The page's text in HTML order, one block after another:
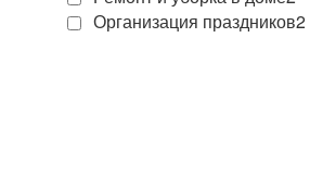
Организация праздников2